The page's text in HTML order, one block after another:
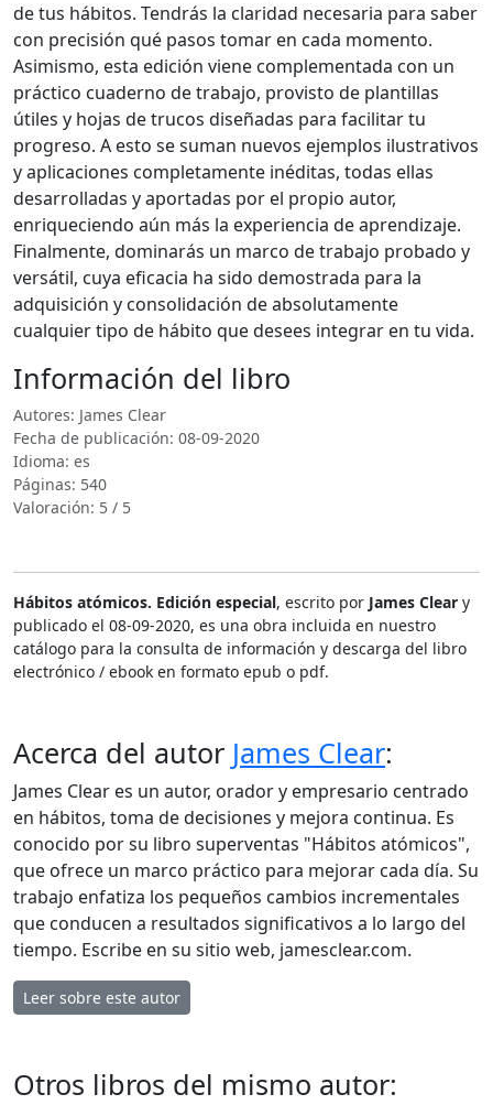
de tus hábitos. Tendrás la claridad necesaria para saber
con precisión qué pasos tomar en cada momento.
Asimismo, esta edición viene complementada con un
práctico cuaderno de trabajo, provisto de plantillas
útiles y hojas de trucos diseñadas para facilitar tu
progreso. A esto se suman nuevos ejemplos ilustrativos
y aplicaciones completamente inéditas, todas ellas
desarrolladas y aportadas por el propio autor,
enriqueciendo aún más la experiencia de aprendizaje.
Finalmente, dominarás un marco de trabajo probado y
versátil, cuya eficacia ha sido demostrada para la
adquisición y consolidación de absolutamente
cualquier tipo de hábito que desees integrar en tu vida.
Información del libro
Autores: James Clear
Fecha de publicación: 08-09-2020
Idioma: es
Páginas: 540
Valoración: 5 / 5
Hábitos atómicos. Edición especial, escrito por James Clear y
publicado el 08-09-2020, es una obra incluida en nuestro
catálogo para la consulta de información y descarga del libro
electrónico / ebook en formato epub o pdf.
Acerca del autor James Clear:
James Clear es un autor, orador y empresario centrado
en hábitos, toma de decisiones y mejora continua. Es
conocido por su libro superventas "Hábitos atómicos",
que ofrece un marco práctico para mejorar cada día. Su
trabajo enfatiza los pequeños cambios incrementales
que conducen a resultados significativos a lo largo del
tiempo. Escribe en su sitio web, jamesclear.com.
Leer sobre este autor
Otros libros del mismo autor: